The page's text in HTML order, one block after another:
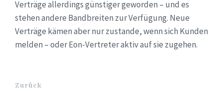
Verträge allerdings günstiger geworden – und es
stehen andere Bandbreiten zur Verfügung. Neue
Verträge kämen aber nur zustande, wenn sich Kunden
melden – oder Eon-Vertreter aktiv auf sie zugehen.
Zurück